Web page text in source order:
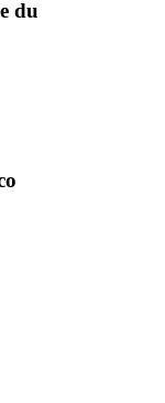
du